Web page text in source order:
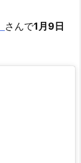
さんで1月9日